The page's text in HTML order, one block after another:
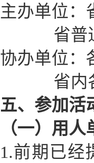
主办单位：
省普
协办单位：
省内
五、参加活
（一）用人
1.前期已经